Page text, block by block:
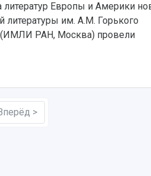
литератур Европы и Америки
литературы им. А.М. Горького
(ИМЛИ РАН, Москва) провели
>